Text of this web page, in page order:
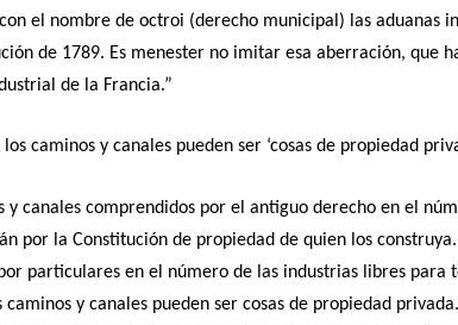
el nombre de octroi (derecho municipal) las aduanas
de 1789. Es menester no imitar esa aberración, que
de la Francia.”
caminos y canales pueden ser ‘cosas de propiedad
y canales comprendidos por el antiguo derecho en el
por la Constitución de propiedad de quien los
particulares en el número de las industrias libres para
caminos y canales pueden ser cosas de propiedad